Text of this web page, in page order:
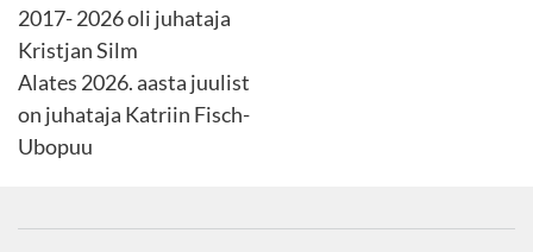
2017- 2026 oli juhataja
Kristjan Silm
Alates 2026. aasta juulist
on juhataja Katriin Fisch-
Ubopuu